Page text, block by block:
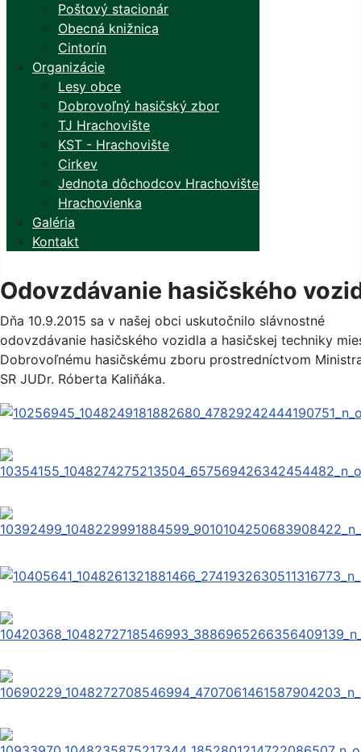
Poštový stacionár
Obecná knižnica
Cintorín
Organizácie
Lesy obce
Dobrovoľný hasičský zbor
TJ Hrachovište
KST - Hrachovište
Cirkev
Jednota dôchodcov Hrachovište
Hrachovienka
Galéria
Kontakt
Odovzdávanie hasičského
Dňa 10.9.2015 sa v našej obci uskutočnilo slávnostné
odovzdávanie hasičského vozidla a hasičskej techniky
Dobrovoľnému hasičskému zboru prostredníctvom
SR JUDr. Róberta Kaliňáka.